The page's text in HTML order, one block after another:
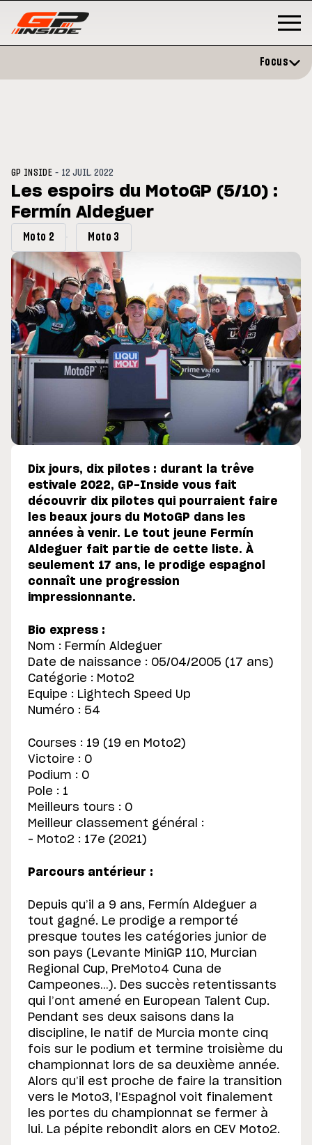
du GP de Grande-
Focus
GP INSIDE - 12 JUIL. 2022
Les espoirs du MotoGP (5/10) :
Fermín Aldeguer
Moto 2 Moto 3
Dix jours, dix pilotes : durant la trêve
estivale 2022, GP-Inside vous fait
découvrir dix pilotes qui pourraient faire
les beaux jours du MotoGP dans les
années à venir. Le tout jeune Fermín
Aldeguer fait partie de cette liste. À
seulement 17 ans, le prodige espagnol
connaît une progression
impressionnante.
Bio express :
Nom : Fermín Aldeguer
Date de naissance : 05/04/2005 (17 ans)
Catégorie : Moto2
Equipe : Lightech Speed Up
Numéro : 54
Courses : 19 (19 en Moto2)
Victoire : 0
Podium : 0
Pole : 1
Meilleurs tours : 0
Meilleur classement général :
– Moto2 : 17e (2021)
Parcours antérieur :
Depuis qu’il a 9 ans, Fermín Aldeguer a
tout gagné. Le prodige a remporté
presque toutes les catégories junior de
son pays (Levante MiniGP 110, Murcian
Regional Cup, PreMoto4 Cuna de
Campeones…). Des succès retentissants
qui l’ont amené en European Talent Cup.
Pendant ses deux saisons dans la
discipline, le natif de Murcia monte cinq
fois sur le podium et termine troisième du
championnat lors de sa deuxième année.
Alors qu’il est proche de faire la transition
vers le Moto3, l’Espagnol voit finalement
les portes du championnat se fermer à
lui. La pépite rebondit alors en CEV Moto2.